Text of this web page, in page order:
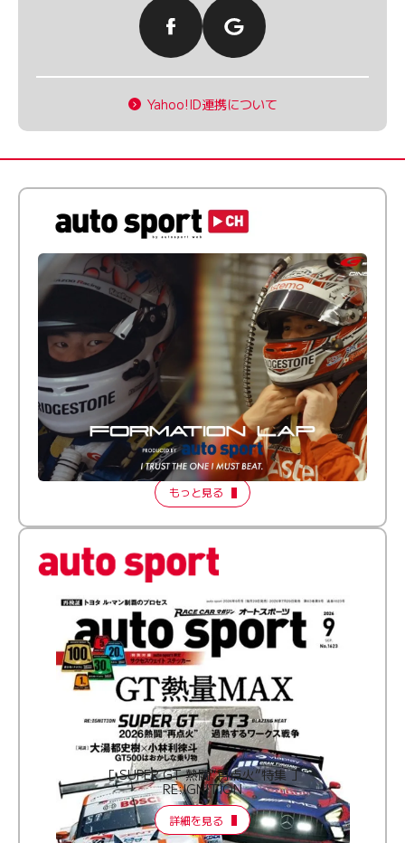
Yahoo!ID連携について
倒す相手を、信じてる。小林利徠斗 × 野村勇斗
【FORMATION LAP Produced by auto sport】
2026 Episode 2
もっと見る
［ SUPER GT 熱闘“再点火”特集 ］
RE:IGNITION
詳細を見る